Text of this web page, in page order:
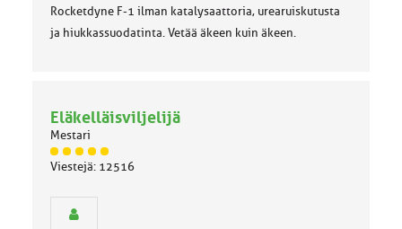
Rocketdyne F-1 ilman katalysaattoria, urearuiskutusta
ja hiukkassuodatinta. Vetää äkeen kuin äkeen.
Eläkelläisviljelijä
Mestari
J
ä
Viestejä: 12516